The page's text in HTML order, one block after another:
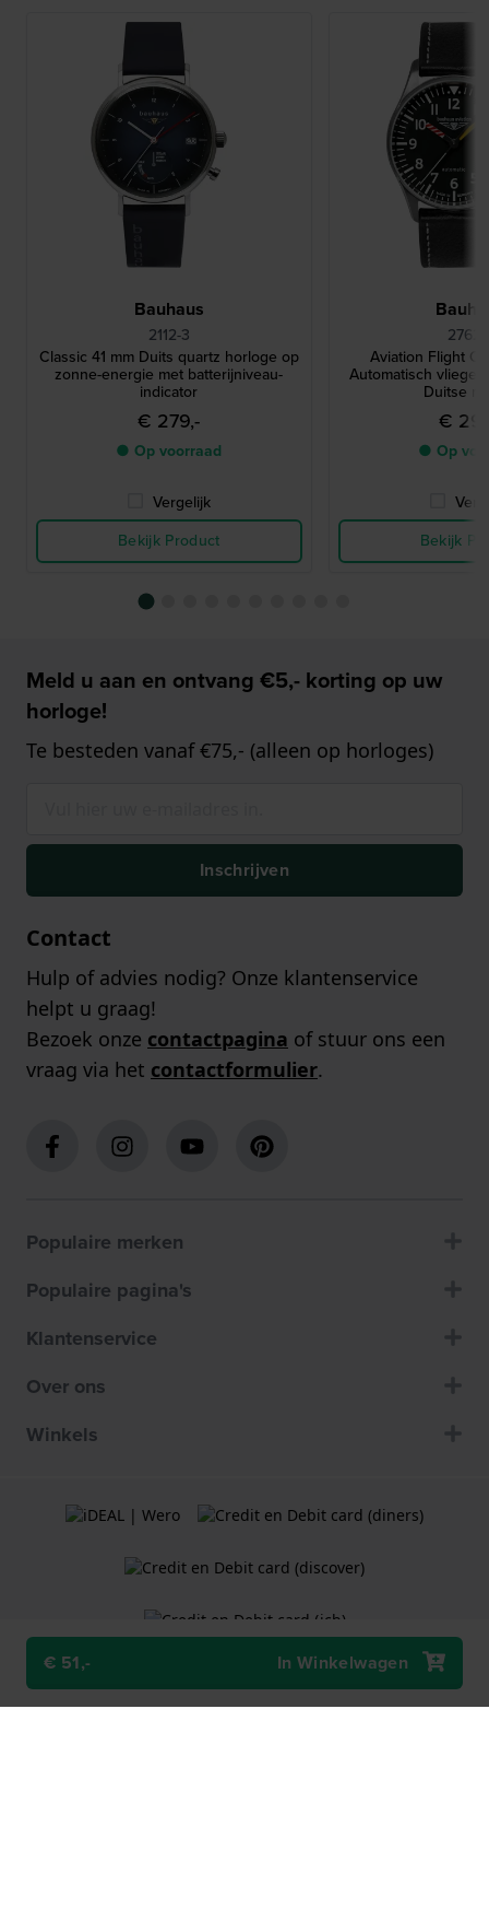
€ 51,- In Winkelwagen
Bauhaus
2112-3
Classic 41 mm Duits quartz horloge op
zonne-energie met batterijniveau-
indicator
€ 279,-
● Op voorraad
Vergelijk
Bekijk Product
Aviation Flight
Automatisch
Duitse
€
● Op
Bekijk
Meld u aan en ontvang €5,- korting op uw
horloge!
Te besteden vanaf €75,- (alleen op horloges)
Inschrijven
Contact
Hulp of advies nodig? Onze klantenservice
helpt u graag!
Bezoek onze contactpagina of stuur ons een
vraag via het contactformulier.
Populaire merken
Populaire pagina's
Klantenservice
Over ons
Winkels